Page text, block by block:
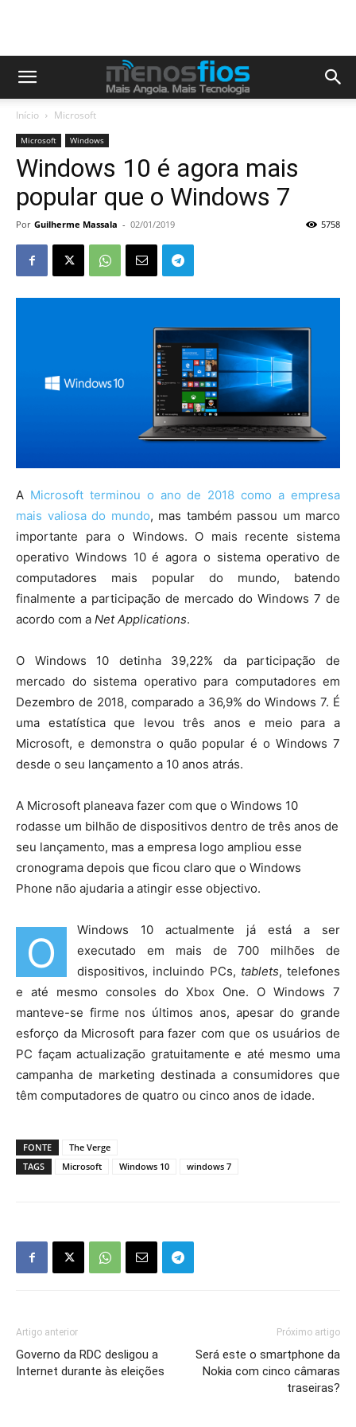
Início Microsoft
Microsoft Windows
Windows 10 é agora mais
popular que o Windows 7
Por Guilherme Massala - 02/01/2019 5758
A Microsoft terminou o ano de 2018 como a empresa
mais valiosa do mundo, mas também passou um marco
importante para o Windows. O mais recente sistema
operativo Windows 10 é agora o sistema operativo de
computadores mais popular do mundo, batendo
finalmente a participação de mercado do Windows 7 de
acordo com a Net Applications.
O Windows 10 detinha 39,22% da participação de
mercado do sistema operativo para computadores em
Dezembro de 2018, comparado a 36,9% do Windows 7. É
uma estatística que levou três anos e meio para a
Microsoft, e demonstra o quão popular é o Windows 7
desde o seu lançamento a 10 anos atrás.
A Microsoft planeava fazer com que o Windows 10
rodasse um bilhão de dispositivos dentro de três anos de
seu lançamento, mas a empresa logo ampliou esse
cronograma depois que ficou claro que o Windows
Phone não ajudaria a atingir esse objectivo.
O
Windows 10 actualmente já está a ser
executado em mais de 700 milhões de
dispositivos, incluindo PCs, tablets, telefones
e até mesmo consoles do Xbox One. O Windows 7
manteve-se firme nos últimos anos, apesar do grande
esforço da Microsoft para fazer com que os usuários de
PC façam actualização gratuitamente e até mesmo uma
campanha de marketing destinada a consumidores que
têm computadores de quatro ou cinco anos de idade.
FONTE
The Verge
TAGS
Microsoft Windows 10 windows 7
Artigo anterior
Governo da RDC desligou a
Internet durante às eleições
Próximo artigo
Será este o smartphone da
Nokia com cinco câmaras
traseiras?